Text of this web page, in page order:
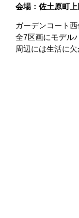
会場：佐土原町上
ガーデンコート
全7区画にモデル
周辺には生活に